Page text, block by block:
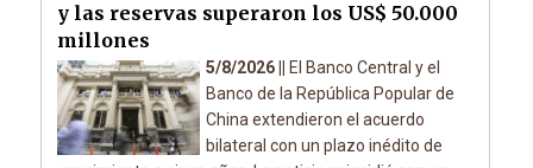
y las reservas superaron los US$ 50.000
millones
5/8/2026 ||
El Banco Central y el
Banco de la República Popular de
China extendieron el acuerdo
bilateral con un plazo inédito de